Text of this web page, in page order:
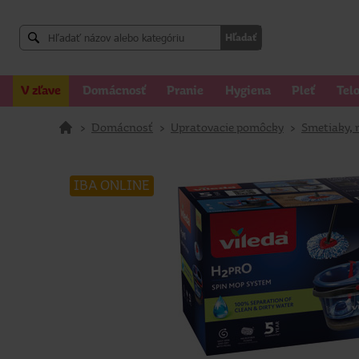
Hľadať
V zľave Domácnosť Pranie Hygiena Pleť Telo
> Domácnosť > Upratovacie pomôcky > Smetiaky,
IBA ONLINE